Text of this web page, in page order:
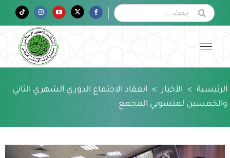
البحث
عن:
Facebook
Twitter
YouTube
Instagram
Tiktok
الرئيسية > الأخبار > انعقاد الاجتماع الدوري الشهري الثاني
والخمسين لمنسوبي المجمع